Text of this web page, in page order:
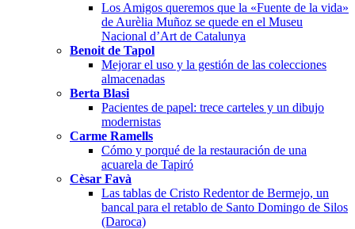
Los Amigos queremos que la «Fuente de la vida»
de Aurèlia Muñoz se quede en el Museu
Nacional d’Art de Catalunya
Benoit de Tapol
Mejorar el uso y la gestión de las colecciones
almacenadas
Berta Blasi
Pacientes de papel: trece carteles y un dibujo
modernistas
Carme Ramells
Cómo y porqué de la restauración de una
acuarela de Tapiró
Cèsar Favà
Las tablas de Cristo Redentor de Bermejo, un
bancal para el retablo de Santo Domingo de Silos
(Daroca)